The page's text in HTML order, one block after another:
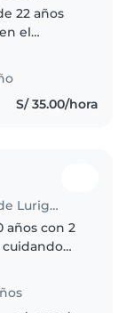
22 años
el
previa,
valiosas
a los..
S/ 35.00/hora
Niñera en San Juan de Lurigancho
años con 2
cuidando